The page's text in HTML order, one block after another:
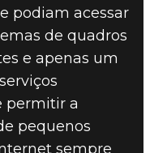
podiam acessar
de quadros
e apenas um
permitir a
pequenos
sempre